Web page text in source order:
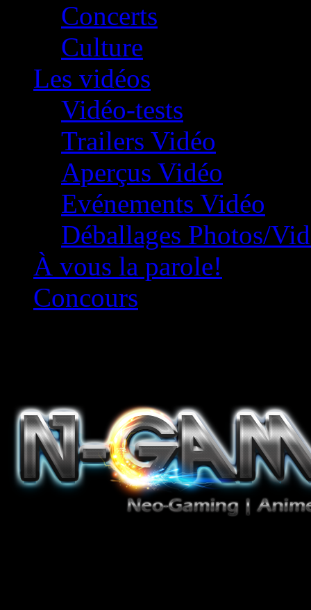
Concerts
Culture
Les vidéos
Vidéo-tests
Trailers Vidéo
Aperçus Vidéo
Evénements Vidéo
Déballages Photos/
À vous la parole!
Concours